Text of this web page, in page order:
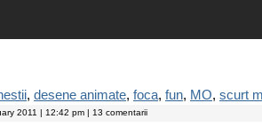
, desene animate, foca, fun, MO, scurt
2011 | 12:42 pm | 13 comentarii